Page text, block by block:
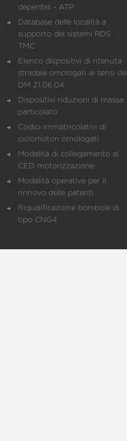
deperibili - ATP
Database delle località a
supporto dei sistemi RDS
TMC
Elenco dispositivi di ritenuta
stradale omologati ai sensi del
DM 21.06.04
Dispositivi riduzioni di massa
particolato
Codici immatricolativi di
ciclomotori omologati
Modalità di collegamento al
CED motorizzazione
Modalità operative per il
rinnovo delle patenti
Riqualificazione bombole di
tipo CNG4